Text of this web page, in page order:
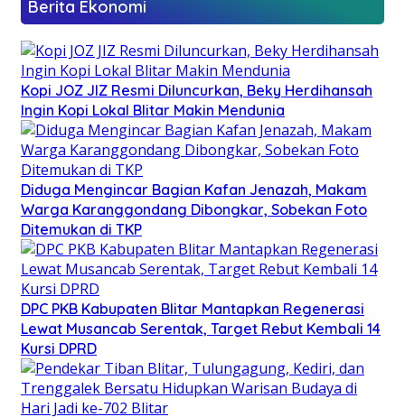
Berita Ekonomi
Kopi JOZ JIZ Resmi Diluncurkan, Beky Herdihansah
Ingin Kopi Lokal Blitar Makin Mendunia
Diduga Mengincar Bagian Kafan Jenazah, Makam
Warga Karanggondang Dibongkar, Sobekan Foto
Ditemukan di TKP
DPC PKB Kabupaten Blitar Mantapkan Regenerasi
Lewat Musancab Serentak, Target Rebut Kembali 14
Kursi DPRD